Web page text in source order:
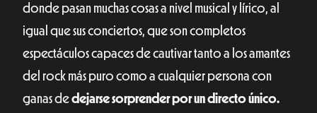
donde pasan muchas cosas a nivel musical y lírico, al
igual que sus conciertos, que son completos
espectáculos capaces de cautivar tanto a los amantes
del rock más puro como a cualquier persona con
ganas dedejarse sorprender por un directo único.